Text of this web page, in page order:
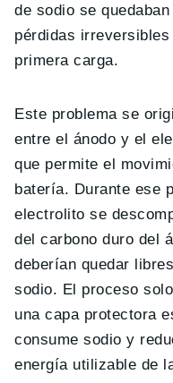
de sodio se
pérdidas
primera carga.
Este problema se
entre el ánodo y el
que permite el
batería. Durante ese
electrolito se
del carbono duro del
deberían quedar
sodio. El proceso
una capa protectora
consume sodio y
energía utilizable de